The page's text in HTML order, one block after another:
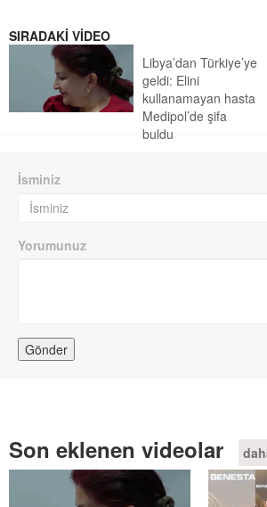
SIRADAKİ VİDEO
Libya’dan Türkiye’ye
geldi: Elini
kullanamayan hasta
Medipol’de şifa
buldu
İsminiz
Yorumunuz
Son eklenen videolar